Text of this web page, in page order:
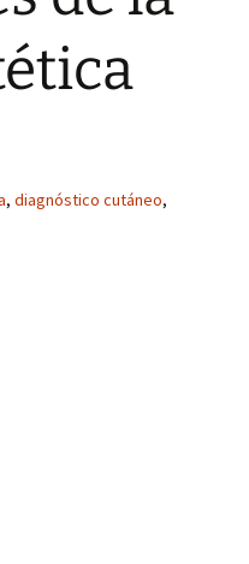
, diagnóstico cutáneo,